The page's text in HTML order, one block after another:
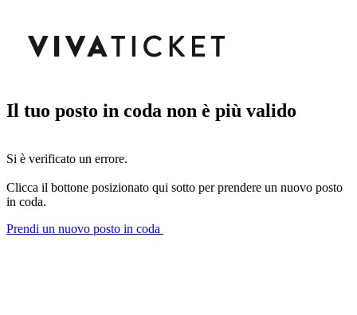
Il tuo posto in coda non è più valido
Si è verificato un errore.
Clicca il bottone posizionato qui sotto per prendere un nuovo posto
in coda.
Prendi un nuovo posto in coda